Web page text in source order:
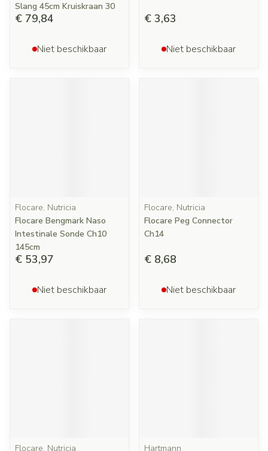
Slang 45cm Kruiskraan 30
€ 79,84
Niet beschikbaar
€ 3,63
Niet beschikbaar
Flocare, Nutricia
Flocare Bengmark Naso
Intestinale Sonde Ch10
145cm
€ 53,97
Niet beschikbaar
Flocare, Nutricia
Flocare Peg Connector
Ch14
€ 8,68
Niet beschikbaar
Flocare, Nutricia
Hartmann